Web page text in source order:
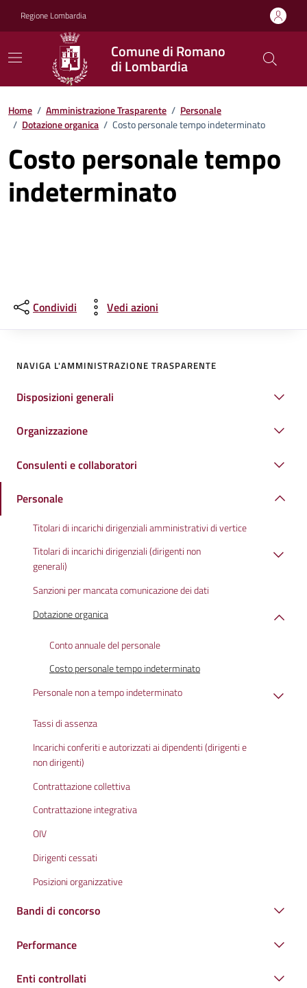
Regione Lombardia
Comune di Romano
di Lombardia
Home / Amministrazione Trasparente / Personale
/ Dotazione organica / Costo personale tempo indeterminato
Costo personale tempo
indeterminato
Condividi Vedi azioni
NAVIGA L'AMMINISTRAZIONE TRASPARENTE
Disposizioni generali
Organizzazione
Consulenti e collaboratori
Personale
Titolari di incarichi dirigenziali amministrativi di vertice
Titolari di incarichi dirigenziali (dirigenti non
generali)
Sanzioni per mancata comunicazione dei dati
Dotazione organica
Conto annuale del personale
Costo personale tempo indeterminato
Personale non a tempo indeterminato
Tassi di assenza
Incarichi conferiti e autorizzati ai dipendenti (dirigenti e
non dirigenti)
Contrattazione collettiva
Contrattazione integrativa
OIV
Dirigenti cessati
Posizioni organizzative
Bandi di concorso
Performance
Enti controllati